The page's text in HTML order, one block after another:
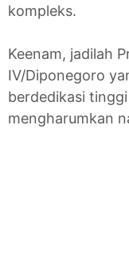
kompleks.
Keenam, jadilah
IV/Diponegoro
berdedikasi
mengharumkan